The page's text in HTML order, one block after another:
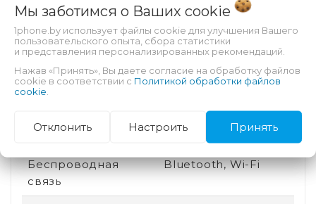
Особенности
тыловой камеры
Автофокус,
Вспышка
Назначение
Для видео, Для игр,
Для работы
станции
Беспроводная
связь
Bluetooth, Wi-Fi
Мы заботимся о Ваших cookie
1phone.by использует файлы cookie для улучшения Вашего
пользовательского опыта, сбора статистики
и представления персонализированных рекомендаций.
Нажав «Принять», Вы даете согласие на обработку файлов
cookie в соответствии с Политикой обработки файлов
cookie
Отклонить Настроить Принять